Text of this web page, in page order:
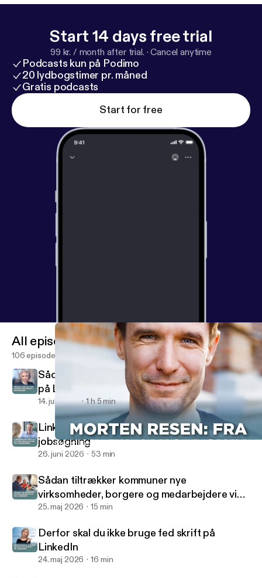
Start 14 days free trial
99 kr. / month after trial. ·Cancel anytime
Podcasts kun på Podimo
20 lydbogstimer pr. måned
Gratis podcasts
Start for free
Morten Resen: Fra nul til 1 million podcast downloads på 15
Social Selling Radio
All episodes
106 episodes
Sådan gør du din konsulentprofil knivskarp
på LinkedIn
14. juli 2026 1 h 5 min
LinkedIn-myter, AI, algoritmehustling og
jobsøgning
26. juni 2026 53 min
Sådan tiltrækker kommuner nye
virksomheder, borgere og medarbejdere via
LinkedIn
25. maj 2026 15 min
Derfor skal du ikke bruge fed skrift på
LinkedIn
24. maj 2026 16 min